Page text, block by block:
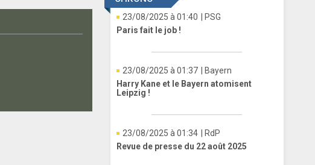
23/08/2025 à 01:40
| PSG
Paris fait le job !
23/08/2025 à 01:37
| Bayern
Harry Kane et le Bayern atomisent
Leipzig !
23/08/2025 à 01:34
| RdP
Revue de presse du 22 août 2025